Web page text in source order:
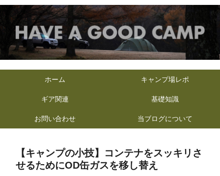
ホーム キャンプ場レポ
ギア関連 基礎知識
お問い合わせ 当ブログについて
【キャンプの小技】コンテナをスッキリさ
せるためにOD缶ガスを移し替え